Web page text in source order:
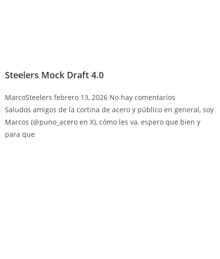
Steelers Mock Draft 4.0
MarcoSteelers febrero 13, 2026 No hay comentarios
Saludos amigos de la cortina de acero y público en general, soy
Marcos (@puno_acero en X), cómo les va, espero que bien y
para que